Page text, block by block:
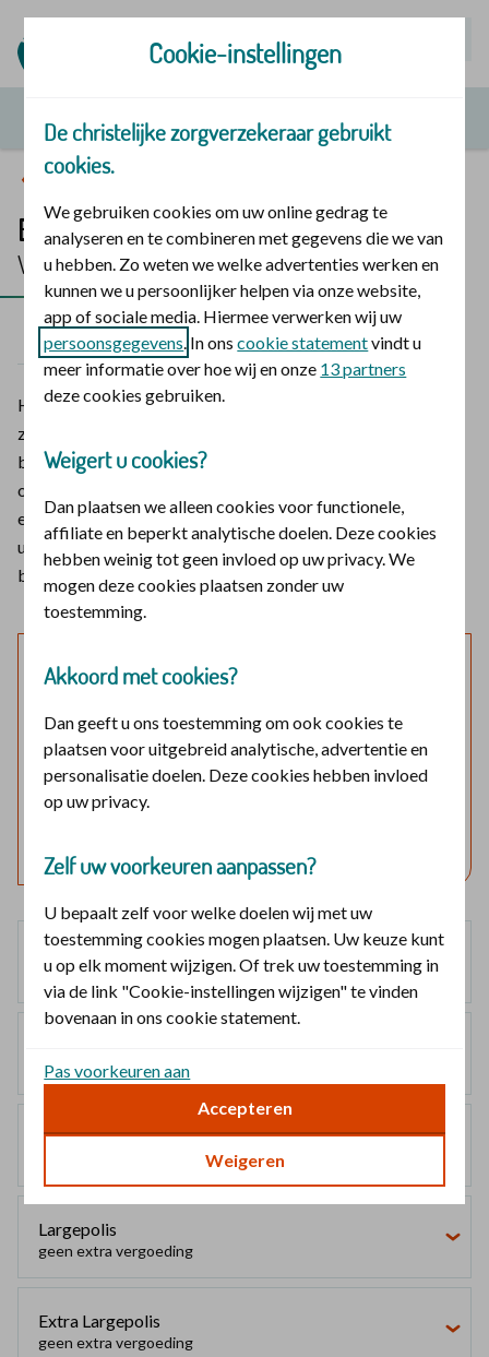
Vergoedingen en zorg
Buikbreukband
Vergoeding 2026
2025 2026
Heeft u een buikbreukband nodig? Bij De christelijke
zorgverzekeraar krijgt u een vergoeding voor een
buikbreukband. Een buikbreukband is een hulpmiddel dat
ondersteuning biedt bij een buikwandbreuk (hernia) of na
een buikoperatie. Het helpt pijn te verminderen, een
uitstulping te ondersteunen en de doorbloeding te
bevorderen.
Laat mijn verzekering zien
Log in en bekijk welke vergoedingen en voorwaarden
voor u gelden.
Geen DigiD? Vraag aan
Basisverzekering
100%
geen extra vergoeding
Mediumpolis
Largepolis
geen extra vergoeding
Extra Largepolis
geen extra vergoeding
Cookie-instellingen
De christelijke zorgverzekeraar gebruikt
cookies.
We gebruiken cookies om uw online gedrag te
analyseren en te combineren met gegevens die we van
u hebben. Zo weten we welke advertenties werken en
kunnen we u persoonlijker helpen via onze website,
app of sociale media. Hiermee verwerken wij uw
persoonsgegevens. In onscookie statementvindt u
meer informatie over hoe wij en onze 13 partners
deze cookies gebruiken.
Weigert u cookies?
Dan plaatsen we alleen cookies voor functionele,
affiliate en beperkt analytische doelen. Deze cookies
hebben weinig tot geen invloed op uw privacy. We
mogen deze cookies plaatsen zonder uw
toestemming.
Akkoord met cookies?
Dan geeft u ons toestemming om ook cookies te
plaatsen voor uitgebreid analytische, advertentie en
personalisatie doelen. Deze cookies hebben invloed
op uw privacy.
Zelf uw voorkeuren aanpassen?
U bepaalt zelf voor welke doelen wij met uw
toestemming cookies mogen plaatsen. Uw keuze kunt
u op elk moment wijzigen. Of trek uw toestemming in
via de link "Cookie-instellingen wijzigen" te vinden
bovenaan in ons cookie statement.
Pas voorkeuren aan
Accepteren
Weigeren